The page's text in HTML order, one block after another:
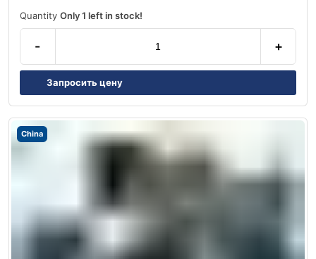
Quantity Only 1 left in stock!
- +
Запросить цену
China